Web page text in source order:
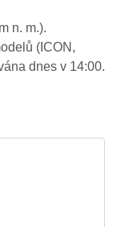
n. m.).
(ICON,
dnes v 14:00.